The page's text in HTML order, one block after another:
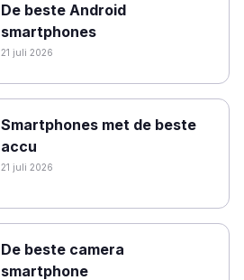
De beste Android
smartphones
21 juli 2026
Smartphones met de beste
accu
21 juli 2026
De beste camera
smartphone